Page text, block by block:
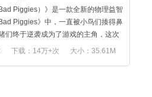
他恶棍！
色！史上最大的可玩角色阵容—尤
阿纳金、梅斯·温杜、詹高·费特等等！
突破性的全新玩法！现在通过将
Wars Telepods* 人物放入设备的
将最喜欢的人物传送入游戏！
场景，玩家在可以领略到电影《Rio》
。在游戏的配乐方面，则是变成了富
乐要素的风格，相当有趣。而音效仍
Angry Birds的各种叫声。
约版破解版下载地址：
android-903299.html
Piggies）》是一款全新的物理益智
Piggies》中，一直被小鸟们揍得鼻
们终于逆袭成为了游戏的主角，这次
然不是用弹弓把猪砸回去，而是要当
下载：14万+次 大小：35.61M